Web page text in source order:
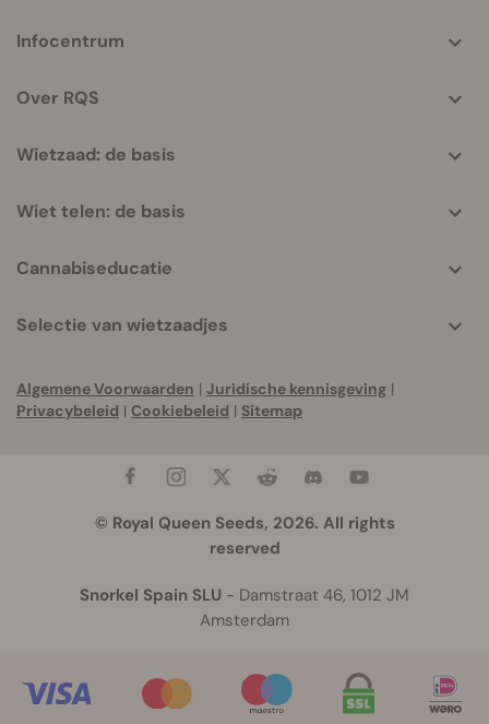
helpful
Infocentrum
Over RQS
Wietzaad: de basis
Wiet telen: de basis
Cannabiseducatie
Selectie van wietzaadjes
Algemene Voorwaarden | Juridische kennisgeving |
Privacybeleid | Cookiebeleid | Sitemap
© Royal Queen Seeds, 2026. All rights
reserved
Snorkel Spain SLU - Damstraat 46, 1012 JM
Amsterdam